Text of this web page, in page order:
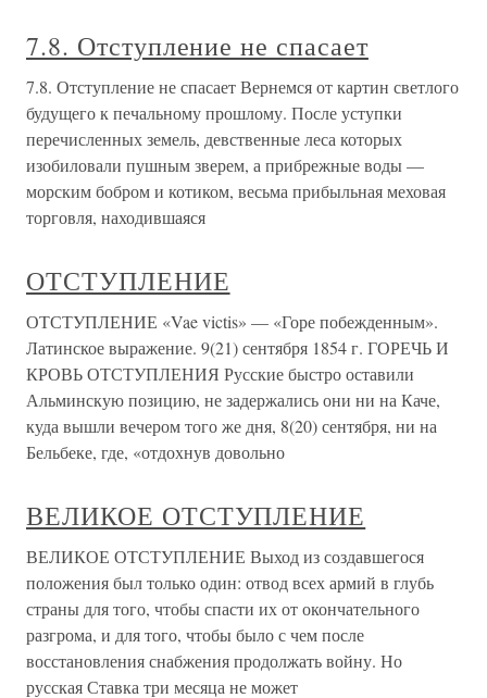
7.8. Отступление не спасает
7.8. Отступление не спасает Вернемся от картин светлого
будущего к печальному прошлому. После уступки
перечисленных земель, девственные леса которых
изобиловали пушным зверем, а прибрежные воды —
морским бобром и котиком, весьма прибыльная меховая
торговля, находившаяся
ОТСТУПЛЕНИЕ
ОТСТУПЛЕНИЕ «Vae victis» — «Горе побежденным».
Латинское выражение. 9(21) сентября 1854 г. ГОРЕЧЬ И
КРОВЬ ОТСТУПЛЕНИЯ Русские быстро оставили
Альминскую позицию, не задержались они ни на Каче,
куда вышли вечером того же дня, 8(20) сентября, ни на
Бельбеке, где, «отдохнув довольно
ВЕЛИКОЕ ОТСТУПЛЕНИЕ
ВЕЛИКОЕ ОТСТУПЛЕНИЕ Выход из создавшегося
положения был только один: отвод всех армий в глубь
страны для того, чтобы спасти их от окончательного
разгрома, и для того, чтобы было с чем после
восстановления снабжения продолжать войну. Но
русская Ставка три месяца не может